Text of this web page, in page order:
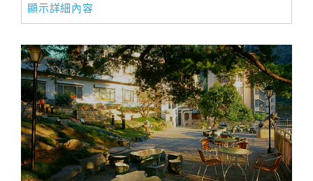
合
提
案
飯
店
合
作
顯示詳細內容